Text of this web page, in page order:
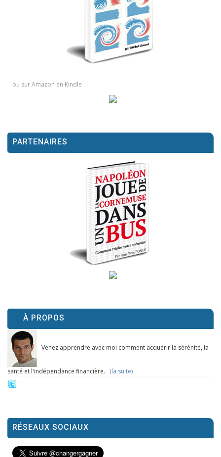
ou sur Amazon en Kindle :
PARTENAIRES
À PROPOS
Venez apprendre avec moi comment acquérir la sérénité, la
santé et l'indépendance financière. (la suite)
RÉSEAUX SOCIAUX